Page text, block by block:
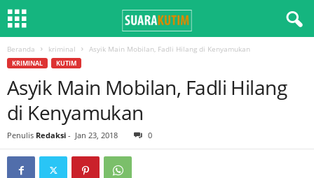
Beranda kriminal Asyik Main Mobilan, Fadli Hilang di Kenyamukan
KRIMINAL KUTIM
Asyik Main Mobilan, Fadli Hilang
di Kenyamukan
Penulis Redaksi - Jan 23, 2018 0